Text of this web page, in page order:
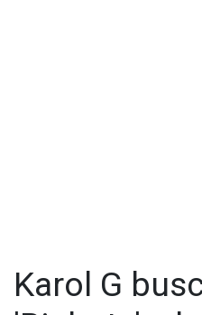
@cadenanoticiasmx| TikTok:
Karol G